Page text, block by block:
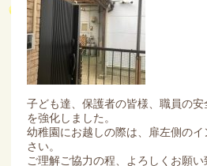
子ども達、保護者の皆様、職員の
を強化しました。
幼稚園にお越しの際は、扉左側の
さい。
ご理解ご協力の程、よろしくお願い